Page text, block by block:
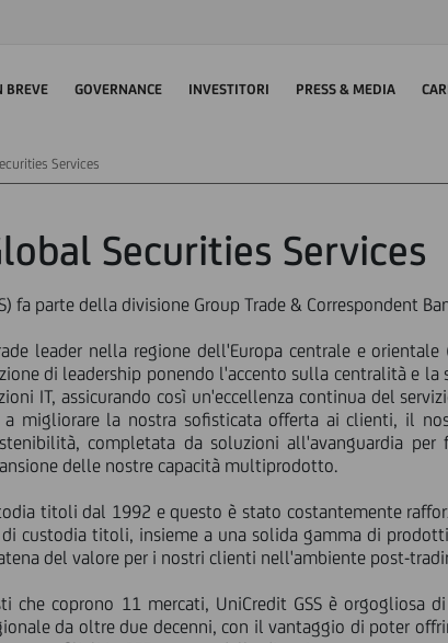
BREVE GOVERNANCE INVESTITORI PRESS & MEDIA
Services
Securities Services
fa parte della divisione Group Trade & Correspondent
leader nella regione dell'Europa centrale e orientale
di leadership ponendo l'accento sulla centralità e la
IT, assicurando così un'eccellenza continua del
a migliorare la nostra sofisticata offerta ai clienti, il
completata da soluzioni all'avanguardia
delle nostre capacità multiprodotto.
titoli dal 1992 e questo è stato costantemente
custodia titoli, insieme a una solida gamma di
del valore per i nostri clienti nell'ambiente post-
che coprono 11 mercati, UniCredit GSS è orgogliosa
da oltre due decenni, con il vantaggio di poter